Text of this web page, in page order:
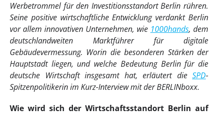
Werbetrommel für den Investitionsstandort Berlin rühren.
Seine positive wirtschaftliche Entwicklung verdankt Berlin
vor allem innovativen Unternehmen, wie 1000hands, dem
deutschlandweiten Marktführer für digitale
Gebäudevermessung. Worin die besonderen Stärken der
Hauptstadt liegen, und welche Bedeutung Berlin für die
deutsche Wirtschaft insgesamt hat, erläutert die SPD-
Spitzenpolitikerin im Kurz-Interview mit der BERLINboxx.
Wie wird sich der Wirtschaftsstandort Berlin auf